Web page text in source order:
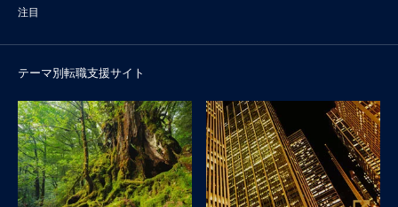
注目
テーマ別転職支援サイト